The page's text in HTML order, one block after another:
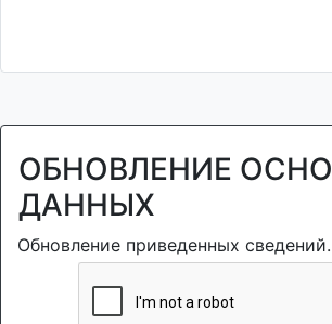
ОБНОВЛЕНИЕ
ДАННЫХ
Обновление приведенных сведений.